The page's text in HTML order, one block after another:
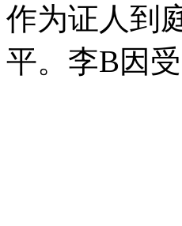
作为证人到
平。李B因